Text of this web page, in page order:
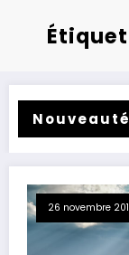
2026 :
26 novembre